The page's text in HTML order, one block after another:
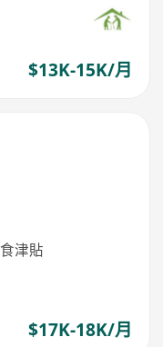
$13K-15K/月
津貼
$17K-18K/月